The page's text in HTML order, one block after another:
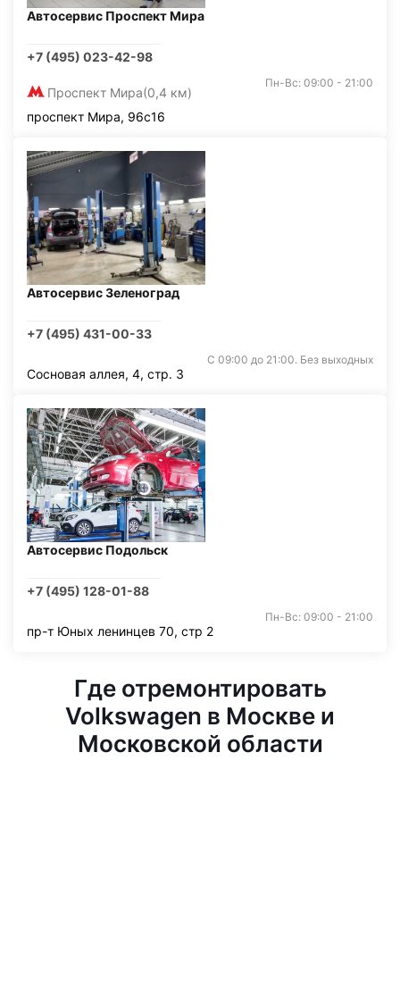
Автосервис Проспект Мира
+7 (495) 023-42-98
Проспект Мира(0,4 км)
Пн-Вс: 09:00 - 21:00
проспект Мира, 96с16
Автосервис Зеленоград
+7 (495) 431-00-33
С 09:00 до 21:00. Без выходных
Сосновая аллея, 4, стр. 3
Автосервис Подольск
+7 (495) 128-01-88
Пн-Вс: 09:00 - 21:00
пр-т Юных ленинцев 70, стр 2
Где отремонтировать
Volkswagen в Москве и
Московской области